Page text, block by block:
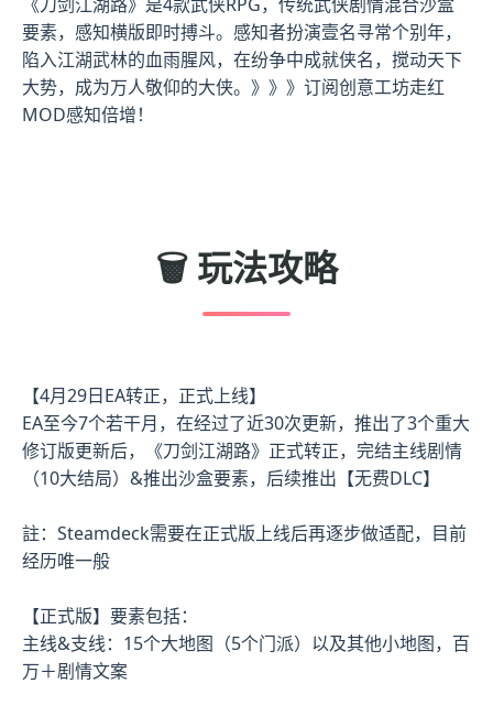
要素，感知横版即时搏斗。感知者扮演壹名寻常个别年，
陷入江湖武林的血雨腥风，在纷争中成就侠名，搅动天下
大势，成为万人敬仰的大侠。》》》订阅创意工坊走红
MOD感知倍增！
🗑️ 玩法攻略
【4月29日EA转正，正式上线】
EA至今7个若干月，在经过了近30次更新，推出了3个重大
修订版更新后，《刀剑江湖路》正式转正，完结主线剧情
（10大结局）&推出沙盒要素，后续推出【无费DLC】
註：Steamdeck需要在正式版上线后再逐步做适配，目前
经历唯一般
【正式版】要素包括：
主线&支线：15个大地图（5个门派）以及其他小地图，百
万＋剧情文案